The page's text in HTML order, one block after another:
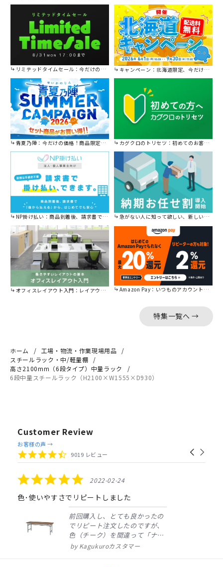
リミテッドタイムセール：今だけの限定セール。 キャンペーン：北海道限定、今だけ送料無料！
青夏乃陣：今だけの価格！商品限定セール開催中です。 カグクロのトリセツ：初めてのお客様はこちら。
NP掛け払い：商品到着後、請求書で後から払えます。 急がない人に知って欲しい、新しい割引を始めました。
オフィスレイアウト入門：レイアウトの基本をご紹介。 Amazon Pay：いつものアカウントで簡単に決済可能。
特集一覧へ →
ホーム
工場・物流・作業現場用品
スチールラック・中/軽量棚
高さ2100mm（6段タイプ）中量ラック
6段中量スチールラック（H2100×W1555×D930）
Customer Review
Reviews
carousel
Carousel
4.4
star
9019 レビュー
お客様の声 →
5.0
star
rating
2022-02-24
色･使いやすさでリピートしました
前回購入し、とても良かったの
でリピート注文したのですが、
色（チーク）を間違って「ナチ
ュラル」としてしまいました。
Kagukuroカスタマー